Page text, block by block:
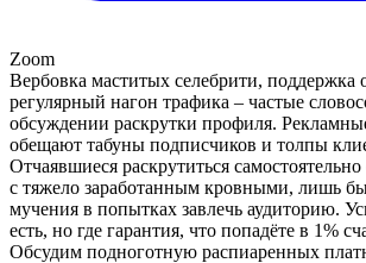
Zoom
Вербовка маститых селебрити, поддержка
регулярный нагон трафика – частые
обсуждении раскрутки профиля.
обещают табуны подписчиков и толпы
Отчаявшиеся раскрутиться самостоятельно
с тяжело заработанным кровными, лишь
мучения в попытках завлечь аудиторию.
есть, но где гарантия, что попадёте в 1%
Обсудим подноготную распиаренных